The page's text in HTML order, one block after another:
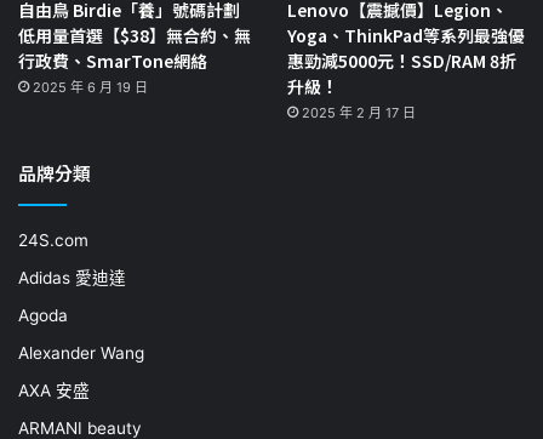
自由鳥 Birdie「養」號碼計劃
低用量首選【$38】無合約、無
行政費、SmarTone網絡
2025 年 6 月 19 日
Lenovo【震撼價】Legion、
Yoga、ThinkPad等系列最強優
惠勁減5000元！SSD/RAM 8折
升級！
2025 年 2 月 17 日
品牌分類
24S.com
Adidas 愛迪達
Agoda
Alexander Wang
AXA 安盛
ARMANI beauty